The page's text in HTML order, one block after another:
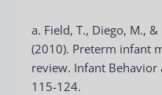
a. Field, T., Diego, M.,
(2010). Preterm infant
review. Infant Behavior
115-124.